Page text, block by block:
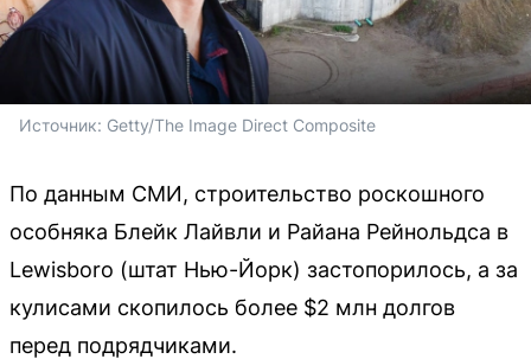
Источник: Getty/The Image Direct Composite
По данным СМИ, строительство роскошного
особняка Блейк Лайвли и Райана Рейнольдса в
Lewisboro (штат Нью-Йорк) застопорилось, а за
кулисами скопилось более $2 млн долгов
перед подрядчиками.